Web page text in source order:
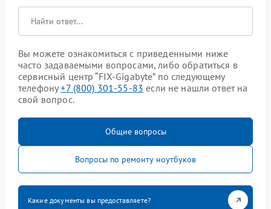
Вы можете ознакомиться с приведенными ниже
часто задаваемыми вопросами, либо обратиться в
сервисный центр “FIX-Gigabyte” по следующему
телефону+7 (800) 301-55-83 если не нашли ответ на
свой вопрос.
Общие вопросы
Вопросы по ремонту ноутбуков
Какие документы вы предоставляете?